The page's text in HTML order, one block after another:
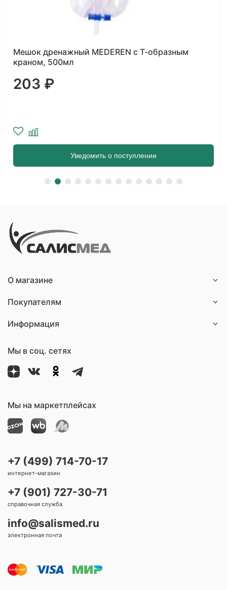
Мешок дренажный MEDEREN с Т-образным
краном, 500мл
203 ₽
Уведомить о поступлении
О магазине
Покупателям
Информация
Мы в соц. сетях
Мы на маркетплейсах
+7 (499) 714-70-17
интернет-магазин
+7 (901) 727-30-71
справочная служба
info@salismed.ru
электронная почта